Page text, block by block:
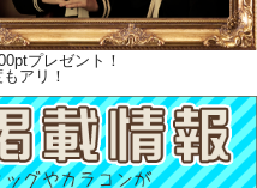
プレゼント！
アリ！